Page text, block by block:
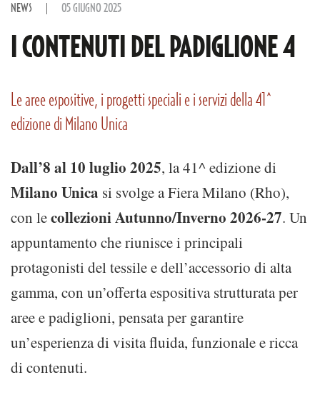
NEWS 05 GIUGNO 2025
I CONTENUTI DEL PADIGLIONE 4
Le aree espositive, i progetti speciali e i servizi della 41^
edizione di Milano Unica
Dall’8 al 10 luglio 2025, la 41^ edizione di
Milano Unica si svolge a Fiera Milano (Rho),
con lecollezioni Autunno/Inverno 2026-27. Un
appuntamento che riunisce i principali
protagonisti del tessile e dell’accessorio di alta
gamma, con un’offerta espositiva strutturata per
aree e padiglioni, pensata per garantire
un’esperienza di visita fluida, funzionale e ricca
di contenuti.